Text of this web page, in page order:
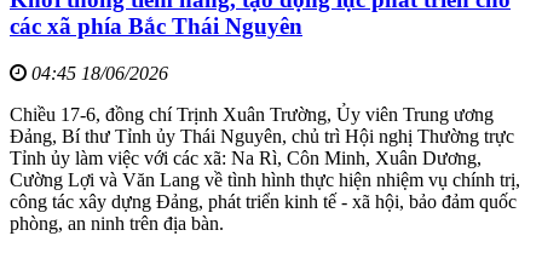
các xã phía Bắc Thái Nguyên
04:45 18/06/2026
Chiều 17-6, đồng chí Trịnh Xuân Trường, Ủy viên Trung ương
Đảng, Bí thư Tỉnh ủy Thái Nguyên, chủ trì Hội nghị Thường trực
Tỉnh ủy làm việc với các xã: Na Rì, Côn Minh, Xuân Dương,
Cường Lợi và Văn Lang về tình hình thực hiện nhiệm vụ chính trị,
công tác xây dựng Đảng, phát triển kinh tế - xã hội, bảo đảm quốc
phòng, an ninh trên địa bàn.